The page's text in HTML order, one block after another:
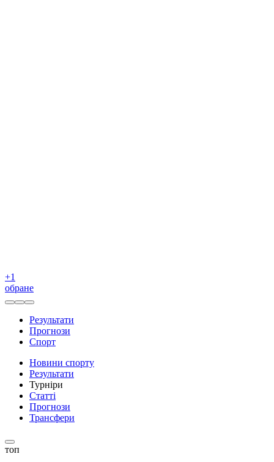
+1
обране
Результати
Прогнози
Спорт
Новини спорту
Результати
Турніри
Статті
Прогнози
Трансфери
топ